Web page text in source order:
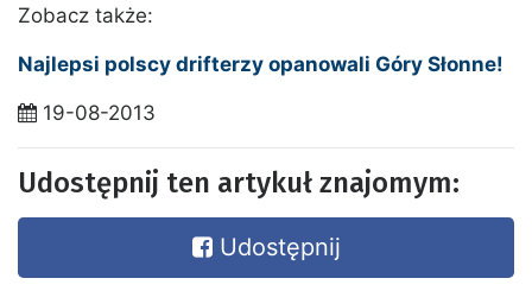
Zobacz także:
Najlepsi polscy drifterzy opanowali Góry Słonne!
19-08-2013
Udostępnij ten artykuł znajomym:
Udostępnij